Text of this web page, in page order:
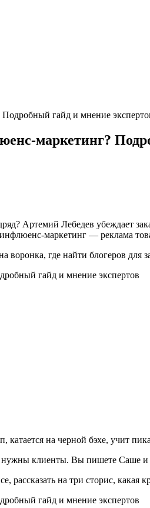
Подробный гайд и мнение
маркетинг?
Артемий Лебедев убеждает
маркетинг — реклама
воронка, где найти блогеров
на черной бэхе, учит
клиенты. Вы пишете Саше и
рассказать на три сторис,